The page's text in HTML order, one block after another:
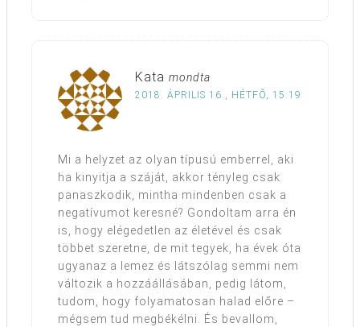
Kata mondta
2018. ÁPRILIS 16., HÉTFŐ, 15:19
Mi a helyzet az olyan típusú emberrel, aki
ha kinyitja a száját, akkor tényleg csak
panaszkodik, mintha mindenben csak a
negatívumot keresné? Gondoltam arra én
is, hogy elégedetlen az életével és csak
többet szeretne, de mit tegyek, ha évek óta
ugyanaz a lemez és látszólag semmi nem
változik a hozzáállásában, pedig látom,
tudom, hogy folyamatosan halad előre –
mégsem tud megbékélni. És bevallom,